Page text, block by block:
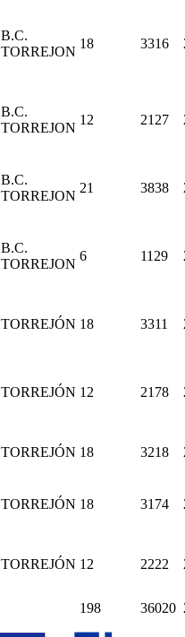
B.C.
TORREJON
18 3316
B.C.
TORREJON
12 2127
B.C.
TORREJON
21 3838
B.C.
TORREJON
6 1129
TORREJÓN 18 3311
TORREJÓN 12 2178
TORREJÓN 18 3218
TORREJÓN 18 3174
TORREJÓN 12 2222
198 36020